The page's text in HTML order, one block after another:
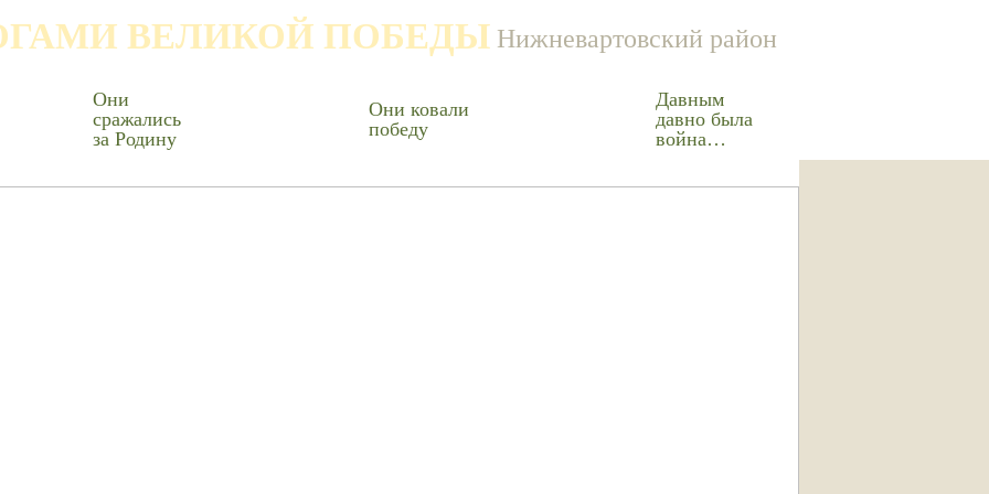
ВЕЛИКОЙ ПОБЕДЫ Нижневартовский район
Они
сражались
за Родину
Они ковали
победу
Давным
давно была
война…